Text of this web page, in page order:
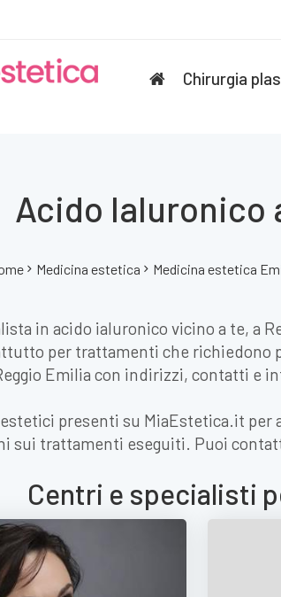
Chirurgia
Acido Ialuronico
Medicina estetica Medicina estetica
in acido ialuronico vicino a te, a
per trattamenti che richiedono
Emilia con indirizzi, contatti e
presenti su MiaEstetica.it
sui trattamenti eseguiti. Puoi
Centri e specialisti